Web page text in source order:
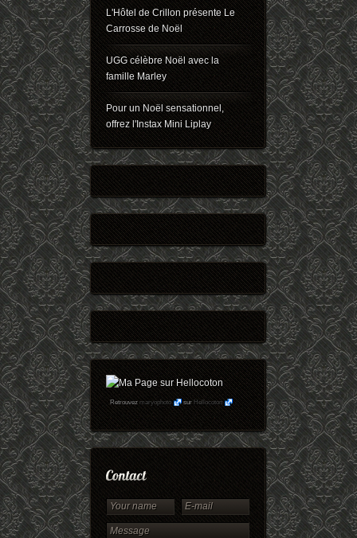
L'Hôtel de Crillon présente Le
Carrosse de Noël
UGG célèbre Noël avec la
famille Marley
Pour un Noël sensationnel,
offrez l'Instax Mini Liplay
Retrouvezmaryophoto surHellocoton